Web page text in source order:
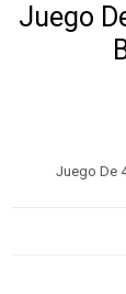
Juego
Juego De